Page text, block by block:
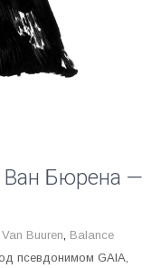
Бюрена —
Buuren, Balance
псевдонимом GAIA,